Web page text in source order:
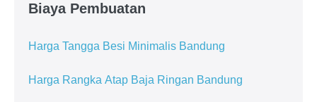
Biaya Pembuatan
Harga Tangga Besi Minimalis Bandung
Harga Rangka Atap Baja Ringan Bandung